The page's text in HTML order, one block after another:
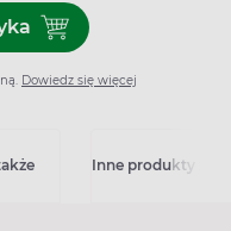
do koszyka Validol
Dowiedz się więcej
Inne produkty z